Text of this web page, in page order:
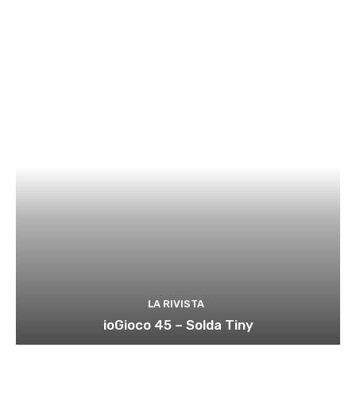
LA RIVISTA
ioGioco 45 – Solda Tiny